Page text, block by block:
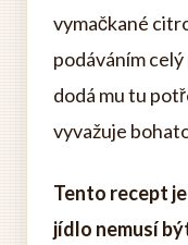
vymačkané
podáváním
dodá mu tu
vyvažuje
Tento recept
jídlo nemusí